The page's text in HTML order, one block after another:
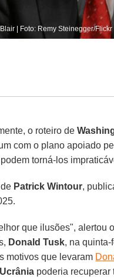
| Foto: Remy Steinegger/Flickr
o roteiro de
com o plano apoiado
torná-los
Patrick Wintour,
que ilusões", alertou
Donald Tusk, na quinta-
motivos que levaram
Ucrânia poderia recuperar